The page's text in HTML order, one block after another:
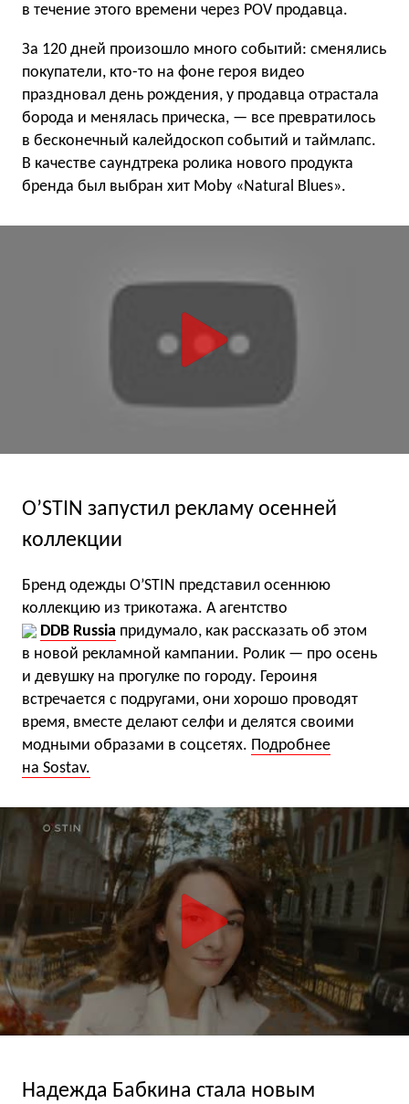
в течение этого времени через POV продавца.
За 120 дней произошло много событий: сменялись
покупатели, кто-то на фоне героя видео
праздновал день рождения, у продавца отрастала
борода и менялась прическа, — все превратилось
в бесконечный калейдоскоп событий и таймлапс.
В качестве саундтрека ролика нового продукта
бренда был выбран хит Moby «Natural Blues».
O’STIN запустил рекламу осенней
коллекции
Бренд одежды O’STIN представил осеннюю
коллекцию из трикотажа. А агентство
DDB Russia придумало, как рассказать об этом
в новой рекламной кампании. Ролик — про осень
и девушку на прогулке по городу. Героиня
встречается с подругами, они хорошо проводят
время, вместе делают селфи и делятся своими
модными образами в соцсетях. Подробнее
на Sostav.
Надежда Бабкина стала новым